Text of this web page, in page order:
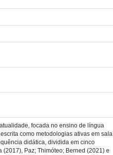
focada no ensino de língua
como metodologias ativas em sala
didática, dividida em cinco
Paz; Thimóteo; Berned (2021) e